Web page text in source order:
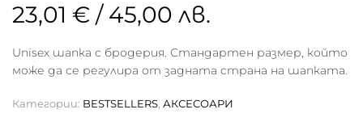
23,01 € / 45,00 лв.
Unisex шапка с бродерия. Стандартен размер, който
може да се регулира от задната страна на шапката.
Категории: BESTSELLERS, АКСЕСОАРИ